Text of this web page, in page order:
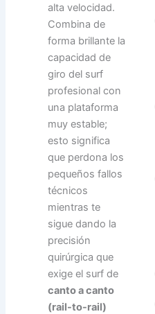
alta velocidad.
Combina de
forma brillante la
capacidad de
giro del surf
profesional con
una plataforma
muy estable;
esto significa
que perdona los
pequeños fallos
técnicos
mientras te
sigue dando la
precisión
quirúrgica que
exige el surf de
canto a canto
(rail-to-rail)